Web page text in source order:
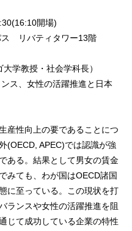
開場)
ス リバティタワー13階
学教授・社会学科長）
ス、女性の活躍推進と日本
産性向上の要であることにつ
(OECD, APEC)では認識が強
ある。結果として男女の賃金
みても、わが国はOECD諸国
に至っている。この現状を打
ランスや女性の活躍推進を阻
じて成功している企業の特性